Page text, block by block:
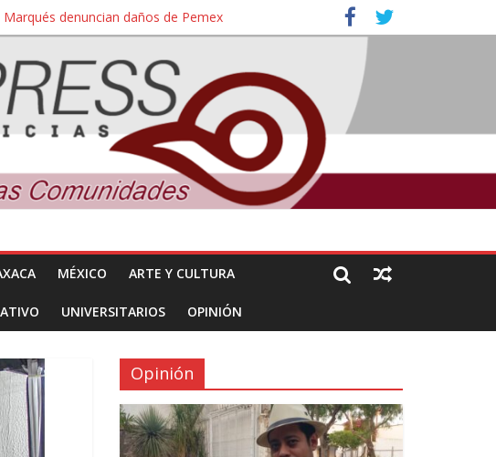
denuncian daños de Pemex
tras amparo
materiales e intelectuales de su asesinato
eólico
MÉXICO ARTE Y CULTURA
UNIVERSITARIOS OPINIÓN
Opinión